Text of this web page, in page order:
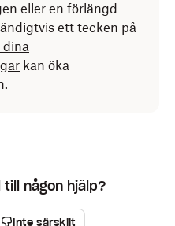
eller en förlängd
ett tecken på
dina
kan öka
någon hjälp?
Inte särskilt